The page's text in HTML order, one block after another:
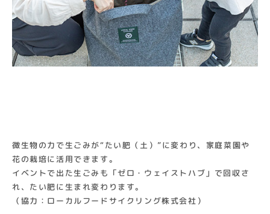
微生物の力で生ごみが“たい肥（土）”に変わり、家庭菜園や
花の栽培に活用できます。
イベントで出た生ごみも「ゼロ・ウェイストハブ」で回収さ
れ、たい肥に生まれ変わります。
（協力：ローカルフードサイクリング株式会社）